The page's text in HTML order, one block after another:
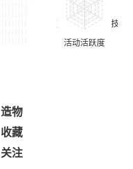
造物
收藏
关注